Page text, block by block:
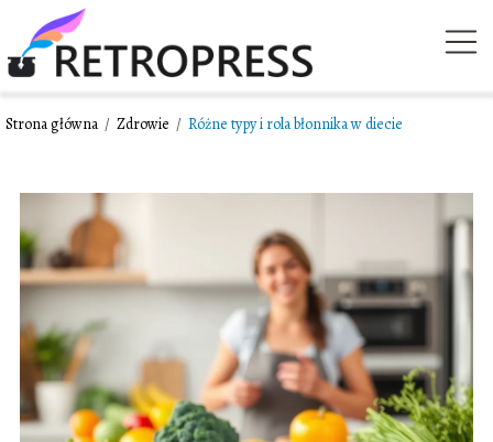
Strona główna / Zdrowie / Różne typy i rola błonnika w diecie